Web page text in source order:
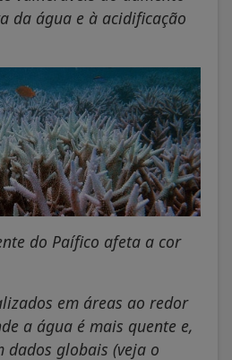
da água e à acidificação
do Paífico afeta a cor
em áreas ao redor
a água é mais quente e,
dados globais (veja o